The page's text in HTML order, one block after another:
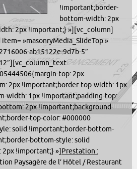
!important;border-
bottom-width: 2px
2px !important;} »][vc_column]
»masonryMedia_SlideTop »
ab15122e-9d7b-5″
top: 2px
2px !important;border-top-width: 1px
width: 1px !important;padding-top:
2px !important;background-
top-color: #000000
solid !important;border-bottom-
bottom-style: solid
!important;} »] Prestation :
Paysagère de l’ Hôtel / Restaurant